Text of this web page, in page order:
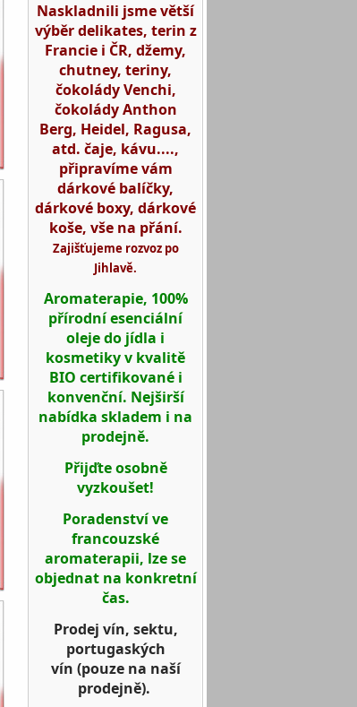
Naskladnili jsme větší
výběr delikates, terin z
Francie i ČR, džemy,
chutney, teriny,
čokolády Venchi,
čokolády Anthon
Berg, Heidel, Ragusa,
atd. čaje, kávu....,
připravíme vám
dárkové balíčky,
dárkové boxy, dárkové
koše, vše na přání.
Zajišťujeme rozvoz po
Jihlavě.
Aromaterapie, 100%
přírodní esenciální
oleje do jídla i
kosmetiky v kvalitě
BIO certifikované i
konvenční. Nejširší
nabídka skladem i na
prodejně.
Přijďte osobně
vyzkoušet!
Poradenství ve
francouzské
aromaterapii, lze se
objednat na konkretní
čas.
Prodej vín, sektu,
portugaských
vín (pouze na naší
prodejně).